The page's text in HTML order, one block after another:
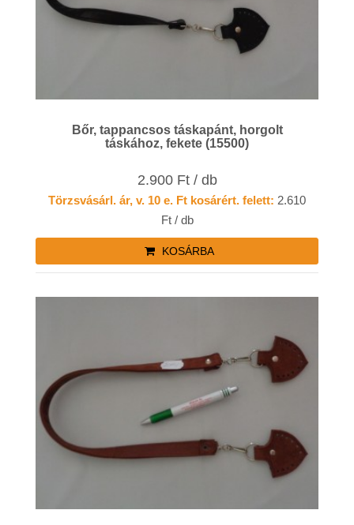
Bőr, tappancsos táskapánt, horgolt
táskához, fekete (15500)
2.900 Ft / db
Törzsvásárl. ár, v. 10 e. Ft kosárért. felett: 2.610
Ft / db
KOSÁRBA